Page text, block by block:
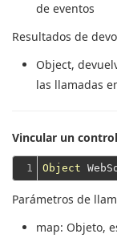
de eventos
Resultados de
Object,
las llamadas
Vincular un
1 Object
Parámetros de
map: Objeto,